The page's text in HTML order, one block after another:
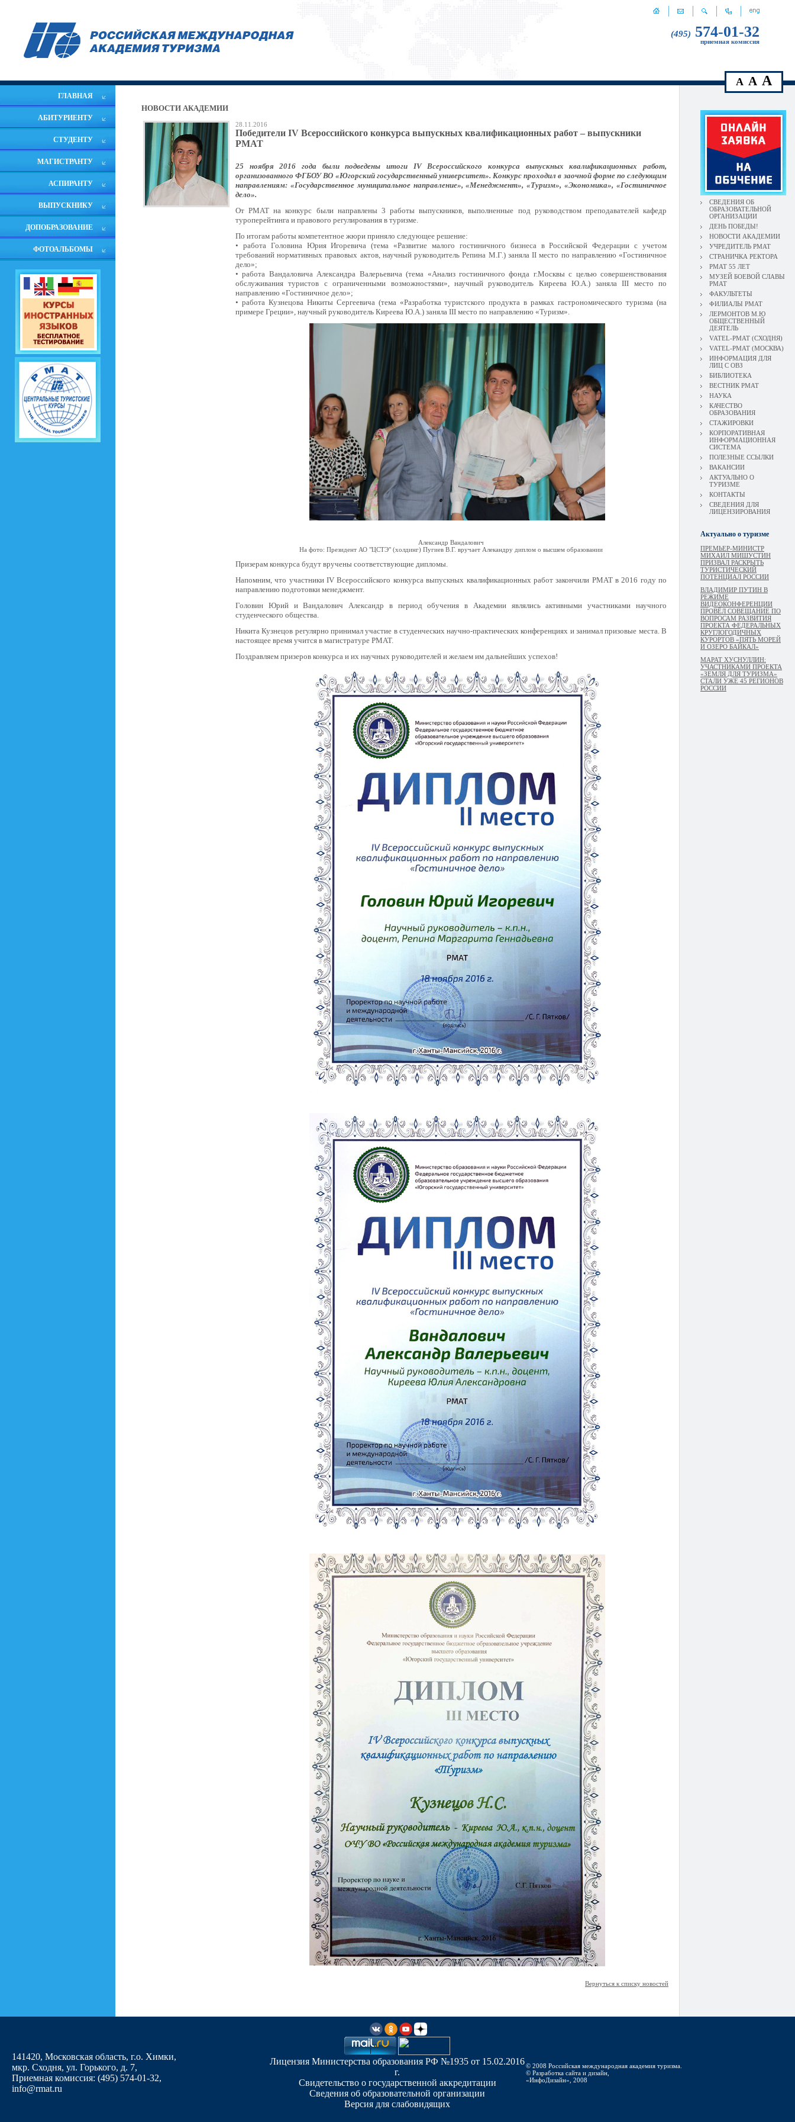
(495) 574-01-32
приемная комиссия
ГЛАВНАЯ
АБИТУРИЕНТУ
СТУДЕНТУ
МАГИСТРАНТУ
АСПИРАНТУ
ВЫПУСКНИКУ
ДОПОБРАЗОВАНИЕ
ФОТОАЛЬБОМЫ
A A A
НОВОСТИ АКАДЕМИИ
28.11.2016
Победители IV Всероссийского конкурса выпускных квалификационных работ – выпускники
РМАТ
25 ноября 2016 года были подведены итоги IV Всероссийского конкурса выпускных квалификационных работ,
организованного ФГБОУ ВО «Югорский государственный университет». Конкурс проходил в заочной форме по следующим
направлениям: «Государственное муниципальное направление», «Менеджмент», «Туризм», «Экономика», «Гостиничное
дело».
От РМАТ на конкурс были направлены 3 работы выпускников, выполненные под руководством преподавателей кафедр
туроперейтинга и правового регулирования в туризме.
По итогам работы компетентное жюри приняло следующее решение:
• работа Головина Юрия Игоревича (тема «Развитие малого гостиничного бизнеса в Российской Федерации с учетом
требований нормативных правовых актов, научный руководитель Репина М.Г.) заняла II место по направлению «Гостиничное
дело»;
• работа Вандаловича Александра Валерьевича (тема «Анализ гостиничного фонда г.Москвы с целью совершенствования
обслуживания туристов с ограниченными возможностями», научный руководитель Киреева Ю.А.) заняла III место по
направлению «Гостиничное дело»;
• работа Кузнецова Никиты Сергеевича (тема «Разработка туристского продукта в рамках гастрономического туризма (на
примере Греции», научный руководитель Киреева Ю.А.) заняла III место по направлению «Туризм».
Александр Вандалович
На фото: Президент АО "ЦСТЭ" (холдинг) Пугиев В.Г. вручает Алекандру диплом о высшем образовании
Призерам конкурса будут вручены соответствующие дипломы.
Напомним, что участники IV Всероссийского конкурса выпускных квалификационных работ закончили РМАТ в 2016 году по
направлению подготовки менеджмент.
Головин Юрий и Вандалович Александр в период обучения в Академии являлись активными участниками научного
студенческого общества.
Никита Кузнецов регулярно принимал участие в студенческих научно-практических конференциях и занимал призовые места. В
настоящее время учится в магистратуре РМАТ.
Поздравляем призеров конкурса и их научных руководителей и желаем им дальнейших успехов!
Вернуться к списку новостей
СВЕДЕНИЯ ОБ
ОБРАЗОВАТЕЛЬНОЙ
ОРГАНИЗАЦИИ
ДЕНЬ ПОБЕДЫ!
НОВОСТИ АКАДЕМИИ
УЧРЕДИТЕЛЬ РМАТ
СТРАНИЧКА РЕКТОРА
РМАТ 55 ЛЕТ
МУЗЕЙ БОЕВОЙ СЛАВЫ
РМАТ
ФАКУЛЬТЕТЫ
ФИЛИАЛЫ РМАТ
ЛЕРМОНТОВ М.Ю
ОБЩЕСТВЕННЫЙ
ДЕЯТЕЛЬ
VATEL-РМАТ (СХОДНЯ)
VATEL-РМАТ (МОСКВА)
ИНФОРМАЦИЯ ДЛЯ
ЛИЦ С ОВЗ
БИБЛИОТЕКА
ВЕСТНИК РМАТ
НАУКА
КАЧЕСТВО
ОБРАЗОВАНИЯ
СТАЖИРОВКИ
КОРПОРАТИВНАЯ
ИНФОРМАЦИОННАЯ
СИСТЕМА
ПОЛЕЗНЫЕ ССЫЛКИ
ВАКАНСИИ
АКТУАЛЬНО О
ТУРИЗМЕ
КОНТАКТЫ
СВЕДЕНИЯ ДЛЯ
ЛИЦЕНЗИРОВАНИЯ
Актуально о туризме
ПРЕМЬЕР-МИНИСТР
МИХАИЛ МИШУСТИН
ПРИЗВАЛ РАСКРЫТЬ
ТУРИСТИЧЕСКИЙ
ПОТЕНЦИАЛ РОССИИ
ВЛАДИМИР ПУТИН В
РЕЖИМЕ
ВИДЕОКОНФЕРЕНЦИИ
ПРОВЁЛ СОВЕЩАНИЕ ПО
ВОПРОСАМ РАЗВИТИЯ
ПРОЕКТА ФЕДЕРАЛЬНЫХ
КРУГЛОГОДИЧНЫХ
КУРОРТОВ «ПЯТЬ МОРЕЙ
И ОЗЕРО БАЙКАЛ»
МАРАТ ХУСНУЛЛИН:
УЧАСТНИКАМИ ПРОЕКТА
«ЗЕМЛЯ ДЛЯ ТУРИЗМА»
СТАЛИ УЖЕ 45 РЕГИОНОВ
РОССИИ
141420, Московская область, г.о. Химки,
мкр. Сходня, ул. Горького, д. 7,
Приемная комиссия: (495) 574-01-32,
info@rmat.ru
Лицензия Министерства образования РФ №1935 от 15.02.2016
г.
Свидетельство о государственной аккредитации
Сведения об образовательной организации
Версия для слабовидящих
© 2008 Российская международная академия туризма.
© Разработка сайта и дизайн,
«ИнфоДизайн», 2008